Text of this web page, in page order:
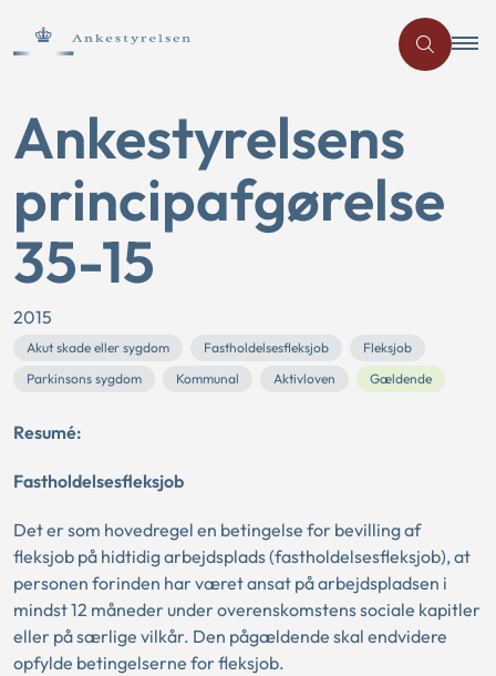
Ankestyrelsens
principafgørelse
35-15
2015
Akut skade eller sygdom Fastholdelsesfleksjob
Fleksjob
Parkinsons sygdom
Kommunal Aktivloven Gældende
Resumé:
Fastholdelsesfleksjob
Det er som hovedregel en betingelse for bevilling af
fleksjob på hidtidig arbejdsplads (fastholdelsesfleksjob), at
personen forinden har været ansat på arbejdspladsen i
mindst 12 måneder under overenskomstens sociale kapitler
eller på særlige vilkår. Den pågældende skal endvidere
opfylde betingelserne for fleksjob.